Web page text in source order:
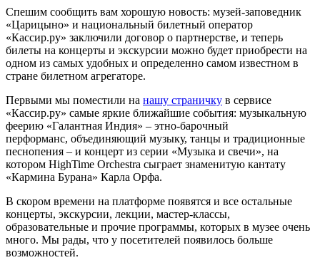
Спешим сообщить вам хорошую новость: музей-заповедник
«Царицыно» и национальный билетный оператор
«Кассир.ру» заключили договор о партнерстве, и теперь
билеты на концерты и экскурсии можно будет приобрести на
одном из самых удобных и определенно самом известном в
стране билетном агрегаторе.
Первыми мы поместили на нашу страничку в сервисе
«Кассир.ру» самые яркие ближайшие события: музыкальную
феерию «Галантная Индия» – этно-барочный
перформанс, объединяющий музыку, танцы и традиционные
песнопения – и концерт из серии «Музыка и свечи», на
котором HighTime Orchestra сыграет знаменитую кантату
«Кармина Бурана» Карла Орфа.
В скором времени на платформе появятся и все остальные
концерты, экскурсии, лекции, мастер-классы,
образовательные и прочие программы, которых в музее очень
много. Мы рады, что у посетителей появилось больше
возможностей.